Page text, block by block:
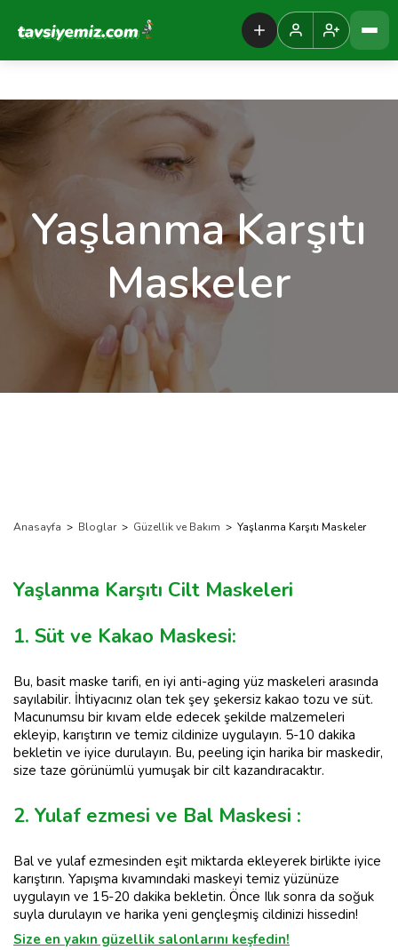
Tavsiyemiz Anasayfa
Yaşlanma Karşıtı
Maskeler
Anasayfa > Bloglar > Güzellik ve Bakım > Yaşlanma Karşıtı Maskeler
Yaşlanma Karşıtı Cilt Maskeleri
1. Süt ve Kakao Maskesi:
Bu, basit maske tarifi, en iyi anti-aging yüz maskeleri arasında
sayılabilir. İhtiyacınız olan tek şey şekersiz kakao tozu ve süt.
Macunumsu bir kıvam elde edecek şekilde malzemeleri
ekleyip, karıştırın ve temiz cildinize uygulayın. 5-10 dakika
bekletin ve iyice durulayın. Bu, peeling için harika bir maskedir,
size taze görünümlü yumuşak bir cilt kazandıracaktır.
2. Yulaf ezmesi ve Bal Maskesi :
Bal ve yulaf ezmesinden eşit miktarda ekleyerek birlikte iyice
karıştırın. Yapışma kıvamındaki maskeyi temiz yüzünüze
uygulayın ve 15-20 dakika bekletin. Önce Ilık sonra da soğuk
suyla durulayın ve harika yeni gençleşmiş cildinizi hissedin!
Size en yakın güzellik salonlarını keşfedin!